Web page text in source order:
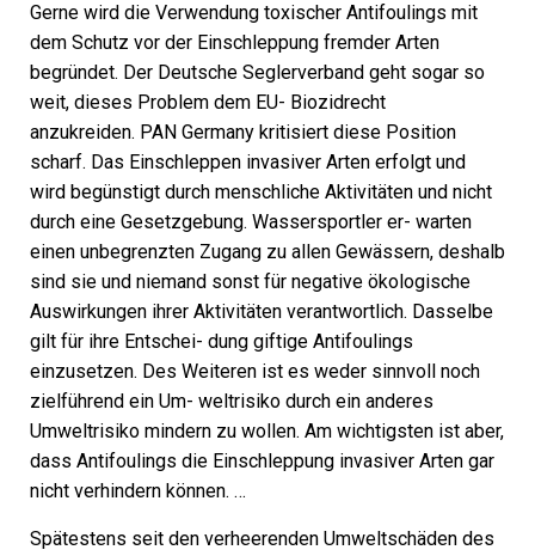
Gerne wird die Verwendung toxischer Antifoulings mit
dem Schutz vor der Einschleppung fremder Arten
begründet. Der Deutsche Seglerverband geht sogar so
weit, dieses Problem dem EU- Biozidrecht
anzukreiden. PAN Germany kritisiert diese Position
scharf. Das Einschleppen invasiver Arten erfolgt und
wird begünstigt durch menschliche Aktivitäten und nicht
durch eine Gesetzgebung. Wassersportler er- warten
einen unbegrenzten Zugang zu allen Gewässern, deshalb
sind sie und niemand sonst für negative ökologische
Auswirkungen ihrer Aktivitäten verantwortlich. Dasselbe
gilt für ihre Entschei- dung giftige Antifoulings
einzusetzen. Des Weiteren ist es weder sinnvoll noch
zielführend ein Um- weltrisiko durch ein anderes
Umweltrisiko mindern zu wollen. Am wichtigsten ist aber,
dass Antifoulings die Einschleppung invasiver Arten gar
nicht verhindern können. …
Spätestens seit den verheerenden Umweltschäden des